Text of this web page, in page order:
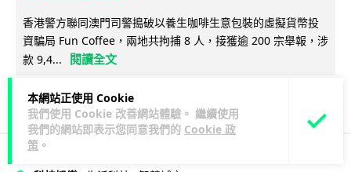
本網站正使用 Cookie
我們使用 Cookie 改善網站體驗。 繼續使用
我們的網站即表示您同意我們的 Cookie 政
策 。
香港警方聯同澳門司警搗破以養生咖啡生意包裝的虛擬貨幣投
資騙局 Fun Coffee，兩地共拘捕 8 人，接獲逾 200 宗舉報，涉
款 9,4...
閱讀全文
118 9↗ 分享